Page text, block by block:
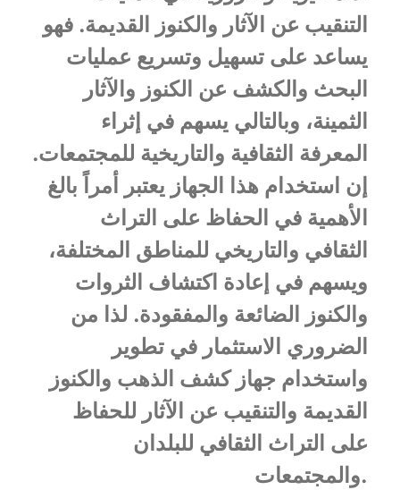
التنقيب عن الآثار والكنوز القديمة. فهو
يساعد على تسهيل وتسريع عمليات
البحث والكشف عن الكنوز والآثار
الثمينة، وبالتالي يسهم في إثراء
المعرفة الثقافية والتاريخية للمجتمعات.
إن استخدام هذا الجهاز يعتبر أمراً بالغ
الأهمية في الحفاظ على التراث
الثقافي والتاريخي للمناطق المختلفة،
ويسهم في إعادة اكتشاف الثروات
والكنوز الضائعة والمفقودة. لذا من
الضروري الاستثمار في تطوير
واستخدام جهاز كشف الذهب والكنوز
القديمة والتنقيب عن الآثار للحفاظ
على التراث الثقافي للبلدان
والمجتمعات.